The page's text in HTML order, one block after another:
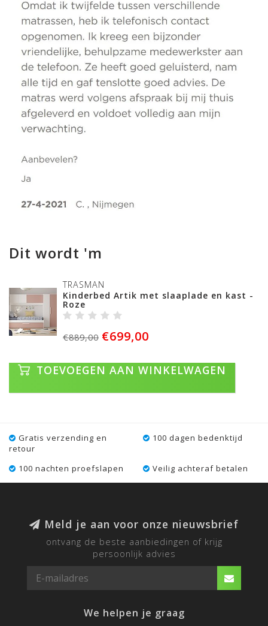
Dit wordt 'm
TRASMAN
Kinderbed Artik met slaaplade en kast -
Roze
€889,00 €699,00
TOEVOEGEN AAN WINKELWAGEN
Gratis verzending en
retour
100 dagen bedenktijd
100 nachten proefslapen Veilig achteraf betalen
Meld je aan voor onze nieuwsbrief
ontvang de beste aanbiedingen of krijg
persoonlijk advies
We helpen je graag